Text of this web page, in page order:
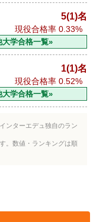
5(1)名
現役合格率 0.33%
大学合格一覧»
1(1)名
現役合格率 0.52%
大学合格一覧»
ンターエデュ独自のラン
。数値・ランキングは順